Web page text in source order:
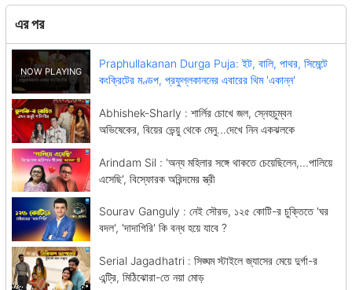
এর পর
Praphullakanan Durga Puja: ইট, বালি, পাথর, সিমেন্টে
কংক্রিটের মণ্ডপ, প্রফুল্লকাননের এবারের থিম 'একান্ন'
Abhishek-Sharly : শার্লির চোখে জল, স্নেহচুম্বন
অভিষেকের, বিয়ের ভেন্য়ু থেকে মেনু...দেখে নিন একঝলকে
Arindam Sil : 'অন্য মহিলার সঙ্গে থাকতে চেয়েছিলেন,...পালিয়ে
এসেছি', বিস্ফোরক অরিন্দমের স্ত্রী
Sourav Ganguly : নেই সৌরভ, ১২৫ কোটি-র চুক্তিতে 'ঘর
বদল', 'দাদাগিরি' কি বন্ধ হয়ে যাবে ?
Serial Jagadhatri : সিঙ্ঘম স্টাইলে জ্যাসের মেয়ে দুর্গা-র
এন্ট্রি, মিঠিঝোরা-তে নয়া মোড়